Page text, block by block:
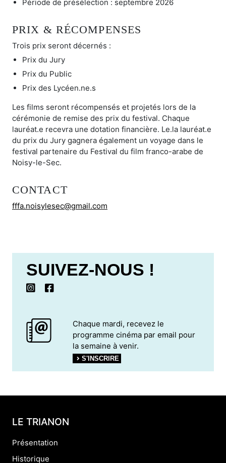
Période de présélection : septembre 2026
PRIX & RÉCOMPENSES
Trois prix seront décernés :
Prix du Jury
Prix du Public
Prix des Lycéen.ne.s
Les films seront récompensés et projetés lors de la
cérémonie de remise des prix du festival. Chaque
lauréat.e recevra une dotation financière. Le.la lauréat.e
du prix du Jury gagnera également un voyage dans le
festival partenaire du Festival du film franco-arabe de
Noisy-le-Sec.
CONTACT
fffa.noisylesec@gmail.com
SUIVEZ-NOUS !
Chaque mardi, recevez le
programme cinéma par email pour
la semaine à venir.
S'INSCRIRE
LE TRIANON
Présentation
Historique